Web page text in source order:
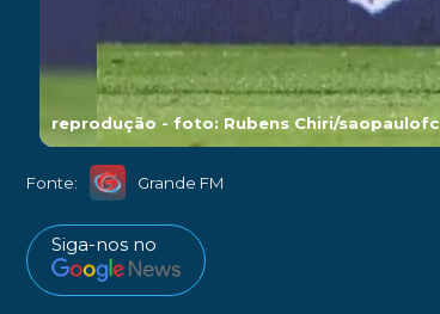
reprodução - foto: Rubens Chiri/saopaulofc
Fonte: Grande FM
Siga-nos no